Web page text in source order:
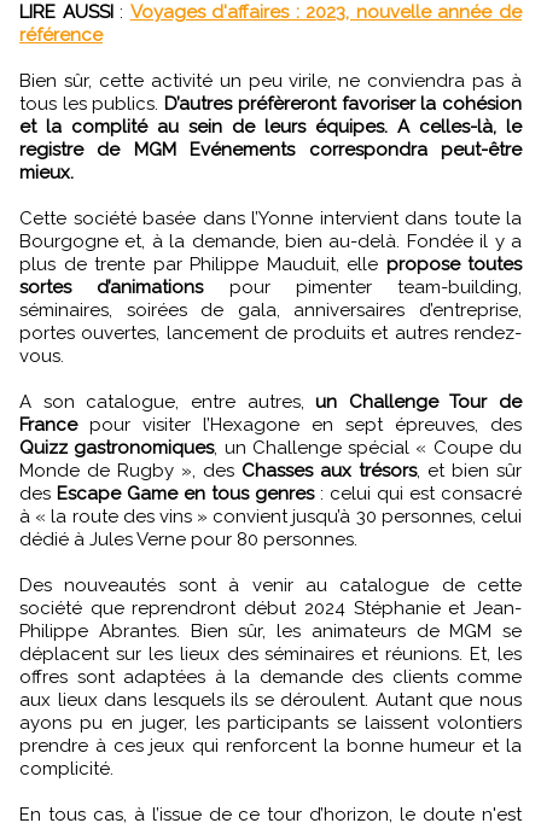
LIRE AUSSI : Voyages d'affaires : 2023, nouvelle année de
référence
Bien sûr, cette activité un peu virile, ne conviendra pas à
tous les publics. D’autres préfèreront favoriser la cohésion
et la complité au sein de leurs équipes. A celles-là, le
registre de MGM Evénements correspondra peut-être
mieux.
Cette société basée dans l’Yonne intervient dans toute la
Bourgogne et, à la demande, bien au-delà. Fondée il y a
plus de trente par Philippe Mauduit, elle propose toutes
sortes d’animationspour pimenter team-building,
séminaires, soirées de gala, anniversaires d’entreprise,
portes ouvertes, lancement de produits et autres rendez-
vous.
A son catalogue, entre autres,un Challenge Tour de
Francepour visiter l’Hexagone en sept épreuves, des
Quizz gastronomiques, un Challenge spécial « Coupe du
Monde de Rugby », des Chasses aux trésors, et bien sûr
des Escape Game en tous genres: celui qui est consacré
à « la route des vins » convient jusqu’à 30 personnes, celui
dédié à Jules Verne pour 80 personnes.
Des nouveautés sont à venir au catalogue de cette
société que reprendront début 2024 Stéphanie et Jean-
Philippe Abrantes. Bien sûr, les animateurs de MGM se
déplacent sur les lieux des séminaires et réunions. Et, les
offres sont adaptées à la demande des clients comme
aux lieux dans lesquels ils se déroulent. Autant que nous
ayons pu en juger, les participants se laissent volontiers
prendre à ces jeux qui renforcent la bonne humeur et la
complicité.
En tous cas, à l’issue de ce tour d’horizon, le doute n'est